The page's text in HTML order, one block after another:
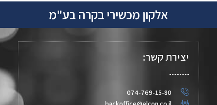
אלקון מכשירי בקרה בע"מ
יצירת קשר:
074-769-15-80